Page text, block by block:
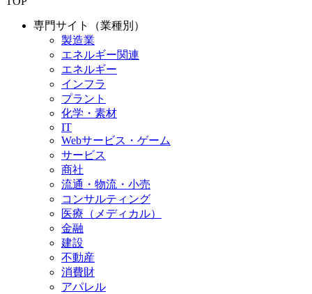
専門サイト（業種別）
製造業
エネルギー関連
エネルギー
インフラ
プラント
化学・素材
IT
Webサービス・ゲーム
サービス
商社
流通・物流・小売
コンサルティング
医療（メディカル）
金融
建設
不動産
消費財
アパレル